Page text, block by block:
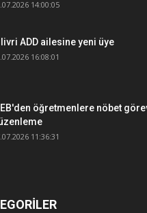
14:00:05
ADD ailesine yeni üye
16:08:01
öğretmenlere nöbet
11:36:31